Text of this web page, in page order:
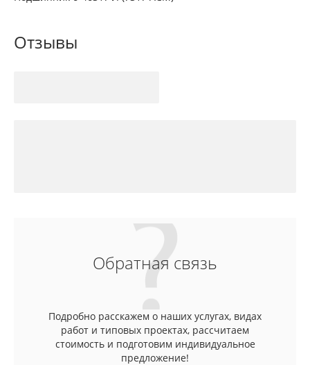
Отзывы
Обратная связь
Подробно расскажем о наших услугах, видах
работ и типовых проектах, рассчитаем
стоимость и подготовим индивидуальное
предложение!